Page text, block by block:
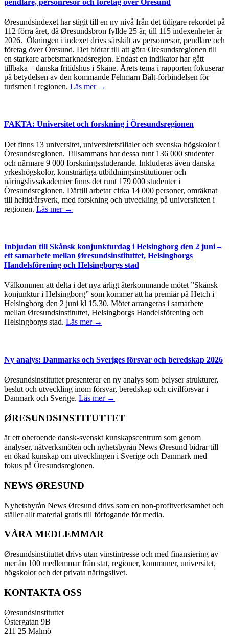
pendlare, personresor och företag över Öresund
Øresundsindexet har stigit till en ny nivå från det tidigare rekordet på
112 förra året, då Øresundsbron fyllde 25 år, till 115 indexenheter år
2026. Ökningen i indexet drivs särskilt av personresor, pendlare och
företag över Öresund. Det bidrar till att göra Öresundsregionen till
en starkare arbetsmarknadsregion. Endast en indikator har gått
tillbaka – danska fritidshus i Skåne. Årets tema i rapporten fokuserar
på betydelsen av den kommande Fehmarn Bält-förbindelsen för
turismen i regionen. Läs mer →
FAKTA: Universitet och forskning i Öresundsregionen
Det finns 13 universitet, universitetsfilialer och svenska högskolor i
Öresundsregionen. Tillsammans har dessa runt 136 000 studenter
och närmare 9 000 forskningsstuderande. Inkluderas även danska
yrkeshögskolor, konstnärliga utbildningsinstitutioner och
näringslivsakademier finns det runt 179 000 studenter i
Öresundsregionen. Därtill arbetar cirka 14 000 personer, omräknat
till heltid/årsverk, med forskning och utveckling på universiteten i
regionen. Läs mer →
Inbjudan till Skånsk konjunkturdag i Helsingborg den 2 juni –
ett samarbete mellan Øresundsinstituttet, Helsingborgs
Handelsförening och Helsingborgs stad
Välkommen att delta i det nya årligt återkommande mötet ”Skånsk
konjunktur i Helsingborg” som kommer att ha premiär på Hetch i
Helsingborg den 2 juni kl 15.30. Mötet arrangeras i samarbete
mellan Øresundsinstituttet, Helsingborgs Handelsförening och
Helsingborgs stad. Läs mer →
Ny analys: Danmarks och Sveriges försvar och beredskap 2026
Øresundsinstituttet presenterar en ny analys som belyser strukturer,
beslut och utveckling inom försvar, beredskap och civilförsvar i
Danmark och Sverige. Läs mer →
ØRESUNDSINSTITUTTET
är ett oberoende dansk-svenskt kunskapscentrum som genom
analyser, nätverksmöten och nyhetsbyrån News Øresund bidrar till
en ökad kunskap om utvecklingen i Sverige och Danmark med
fokus på Öresundsregionen.
NEWS ØRESUND
Nyhetsbyrån News Øresund drivs som en non-profitverksamhet och
ställer allt material gratis till förfogande för media.
VÅRA MEDLEMMAR
Øresundsinstituttet drivs utan vinst­intresse och med finansiering av
mer än 100 medlemmar från stat, regioner, kommuner, universitet,
högskolor och det privata näringslivet.
KONTAKTA OSS
Øresundsinstituttet
Östergatan 9B
211 25 Malmö